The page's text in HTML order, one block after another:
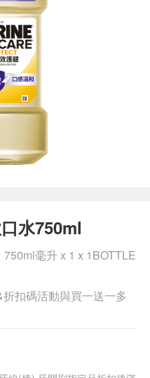
水750ml
毫升 x 1 x 1BOTTLE
扣碼活動與買一送一多